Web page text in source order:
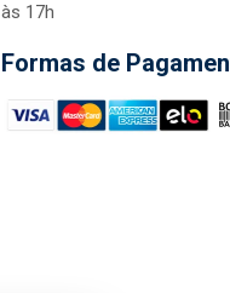
às 17h
Formas de